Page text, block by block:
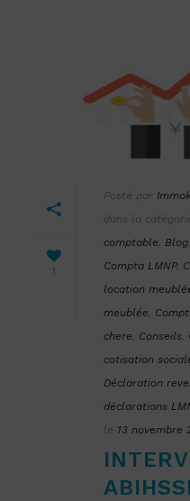
1
Posté par
dans la
comptable
Blog
Compta LMNP,
location
meublée
chere
Conseils
cotisation
Déclaration
déclarations
le 13 novembre